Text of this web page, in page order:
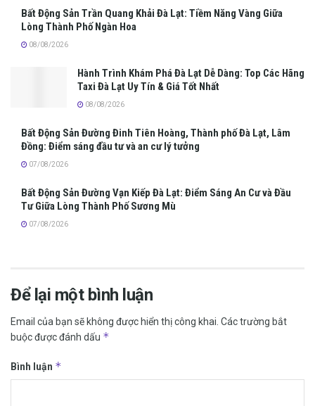
Bất Động Sản Trần Quang Khải Đà Lạt: Tiềm Năng Vàng Giữa
Lòng Thành Phố Ngàn Hoa
08/08/2026
Hành Trình Khám Phá Đà Lạt Dễ Dàng: Top Các Hãng
Taxi Đà Lạt Uy Tín & Giá Tốt Nhất
08/08/2026
Bất Động Sản Đường Đinh Tiên Hoàng, Thành phố Đà Lạt, Lâm
Đồng: Điểm sáng đầu tư và an cư lý tưởng
07/08/2026
Bất Động Sản Đường Vạn Kiếp Đà Lạt: Điểm Sáng An Cư và Đầu
Tư Giữa Lòng Thành Phố Sương Mù
07/08/2026
Để lại một bình luận
Email của bạn sẽ không được hiển thị công khai. Các trường bắt
buộc được đánh dấu *
Bình luận *